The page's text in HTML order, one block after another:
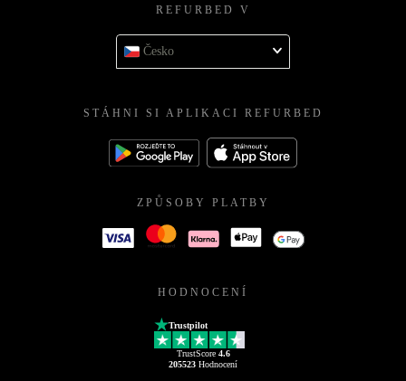
REFURBED V
Česko
STÁHNI SI APLIKACI REFURBED
ZPŮSOBY PLATBY
HODNOCENÍ
Trustpilot
TrustScore 4.6
205523 Hodnocení